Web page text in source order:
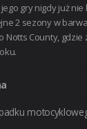
gry nigdy już nie
2 sezony w
Notts County, gdzie